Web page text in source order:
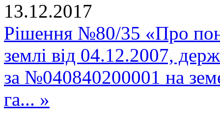
13.12.2017
Рішення №80/35 «Про
землі від 04.12.2007,
за №040840200001 на
га... »